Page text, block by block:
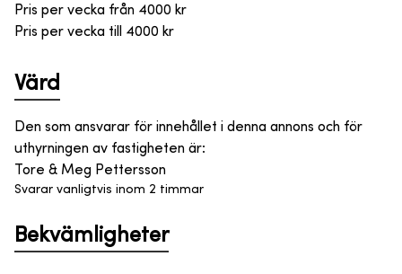
Pris per vecka från 4000 kr
Pris per vecka till
4000 kr
Värd
Den som ansvarar för innehållet i denna annons och för
uthyrningen av fastigheten är:
Tore & Meg Pettersson
Svarar vanligtvis inom 2 timmar
Bekvämligheter